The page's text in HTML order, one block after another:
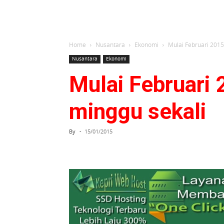
Home Nusantara Ekonomi Mulai Februari
Nusantara Ekonomi
Mulai Februari
minggu sekali
By - 15/01/2015